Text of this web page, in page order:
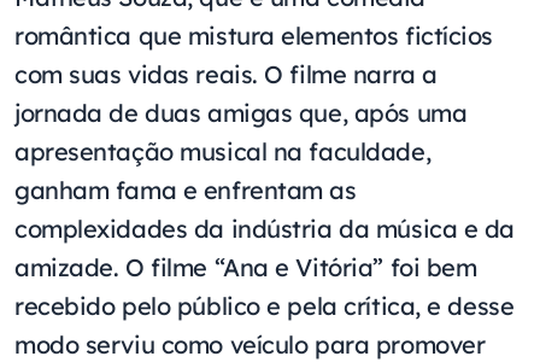
romântica que mistura elementos fictícios
com suas vidas reais. O filme narra a
jornada de duas amigas que, após uma
apresentação musical na faculdade,
ganham fama e enfrentam as
complexidades da indústria da música e da
amizade. O filme “Ana e Vitória” foi bem
recebido pelo público e pela crítica, e desse
modo serviu como veículo para promover